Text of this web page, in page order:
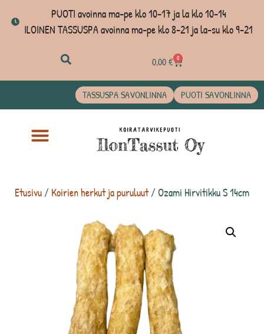
PUOTI avoinna ma-pe klo 10-17 ja la klo 10-14
ILOINEN TASSUSPA avoinna ma-pe klo 8-21 ja la-su klo 9-21
0,00€ 0
TASSUSPA SAVONLINNA PUOTI SAVONLINNA
Etusivu /Koirien herkut ja puruluut/ Ozami Hirvitikku S 14cm